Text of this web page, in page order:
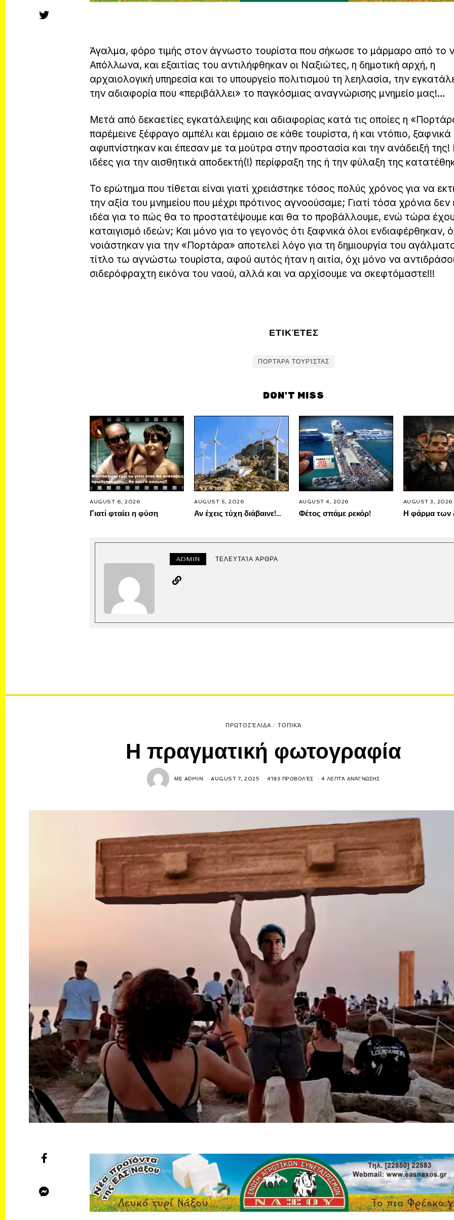
Άγαλμα, φόρο τιμής στον άγνωστο τουρίστα που σήκωσε το μάρμαρο από το
Απόλλωνα, και εξαιτίας του αντιλήφθηκαν οι Ναξιώτες, η δημοτική αρχή, η
αρχαιολογική υπηρεσία και το υπουργείο πολιτισμού τη λεηλασία, την
την αδιαφορία που «περιβάλλει» το παγκόσμιας αναγνώρισης μνημείο μας!…
Μετά από δεκαετίες εγκατάλειψης και αδιαφορίας κατά τις οποίες η
παρέμεινε ξέφραγο αμπέλι και έρμαιο σε κάθε τουρίστα, ή και ντόπιο, ξαφνικά
αφυπνίστηκαν και έπεσαν με τα μούτρα στην προστασία και την ανάδειξή της!
ιδέες για την αισθητικά αποδεκτή(!) περίφραξη της ή την φύλαξη της
Το ερώτημα που τίθεται είναι γιατί χρειάστηκε τόσος πολύς χρόνος για να
την αξία του μνημείου που μέχρι πρότινος αγνοούσαμε; Γιατί τόσα χρόνια δεν
ιδέα για το πώς θα το προστατέψουμε και θα το προβάλλουμε, ενώ τώρα
καταιγισμό ιδεών; Και μόνο για το γεγονός ότι ξαφνικά όλοι ενδιαφέρθηκαν,
νοιάστηκαν για την «Πορτάρα» αποτελεί λόγο για τη δημιουργία του
τίτλο τω αγνώστω τουρίστα, αφού αυτός ήταν η αιτία, όχι μόνο να
σιδερόφραχτη εικόνα του ναού, αλλά και να αρχίσουμε να σκεφτόμαστε!!!
ΕΤΙΚΈΤΕΣ
ΠΟΡΤΆΡΑ ΤΟΥΡΊΣΤΑΣ
DON'T MISS
AUGUST 6, 2026
Γιατί φταίει η φύση
AUGUST 5, 2026
Αν έχεις τύχη διάβαινε!…
AUGUST 4, 2026
Φέτος σπάμε ρεκόρ!
AUGUST 3, 2026
Η φάρμα των
ADMIN ΤΕΛΕΥΤΑΊΑ ΆΡΘΡΑ
ΠΡΩΤΟΣΈΛΙΔΑ / ΤΟΠΙΚΆ
Η πραγματική φωτογραφία
ΜΕ ADMIN AUGUST 7, 2025 4183 ΠΡΟΒΟΛΈΣ 4 ΛΕΠΤΆ ΑΝΆΓΝΩΣΗΣ